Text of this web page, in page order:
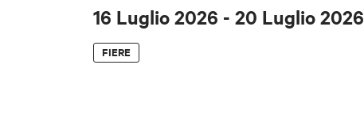
16 Luglio 2026 - 20 Luglio 2026
FIERE